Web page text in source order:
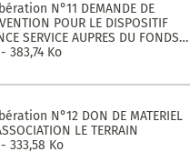
N°11 DEMANDE DE
POUR LE DISPOSITIF
SERVICE AUPRES DU FONDS
D’AMENAGEMENT ET DE
NATIONAL FRANCE
383,74 Ko
N°12 DON DE MATERIEL
LE TERRAIN
- 333,58 Ko